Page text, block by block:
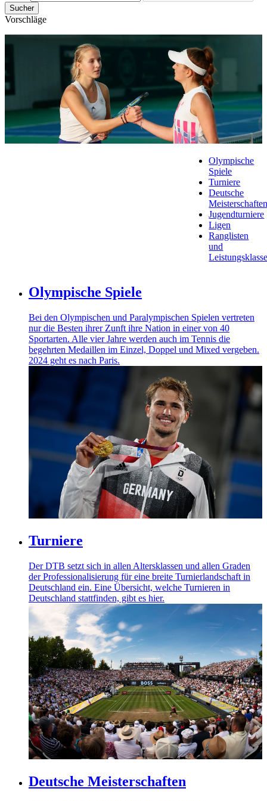
Sucher
Vorschläge
Olympische
Spiele
Turniere
Deutsche
Jugendturniere
Ligen
Ranglisten
und
Olympische Spiele
Bei den Olympischen und Paralympischen Spielen vertreten
nur die Besten ihrer Zunft ihre Nation in einer von 40
Sportarten. Alle vier Jahre werden auch im Tennis die
begehrten Medaillen im Einzel, Doppel und Mixed vergeben.
2024 geht es nach Paris.
Turniere
Der DTB setzt sich in allen Altersklassen und allen Graden
der Professionalisierung für eine breite Turnierlandschaft in
Deutschland ein. Eine Übersicht, welche Turnieren in
Deutschland stattfinden, gibt es hier.
Deutsche Meisterschaften